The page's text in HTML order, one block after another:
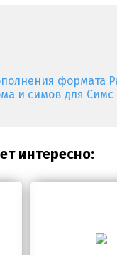
формата
и симов для Симс
интересно: